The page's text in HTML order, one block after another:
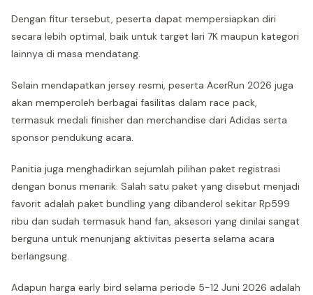
Dengan fitur tersebut, peserta dapat mempersiapkan diri
secara lebih optimal, baik untuk target lari 7K maupun kategori
lainnya di masa mendatang.
Selain mendapatkan jersey resmi, peserta AcerRun 2026 juga
akan memperoleh berbagai fasilitas dalam race pack,
termasuk medali finisher dan merchandise dari Adidas serta
sponsor pendukung acara.
Panitia juga menghadirkan sejumlah pilihan paket registrasi
dengan bonus menarik. Salah satu paket yang disebut menjadi
favorit adalah paket bundling yang dibanderol sekitar Rp599
ribu dan sudah termasuk hand fan, aksesori yang dinilai sangat
berguna untuk menunjang aktivitas peserta selama acara
berlangsung.
Adapun harga early bird selama periode 5-12 Juni 2026 adalah